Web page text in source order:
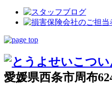
愛媛県西条市周布